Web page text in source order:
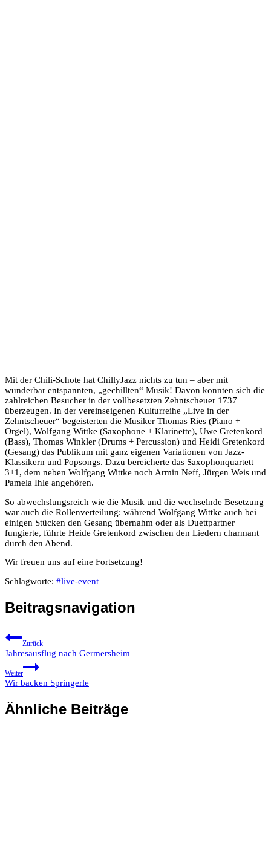
Mit der Chili-Schote hat ChillyJazz nichts zu tun – aber mit
wunderbar entspannten, „gechillten“ Musik! Davon konnten sich die
zahlreichen Besucher in der vollbesetzten Zehntscheuer 1737
überzeugen. In der vereinseigenen Kulturreihe „Live in der
Zehntscheuer“ begeisterten die Musiker Thomas Ries (Piano +
Orgel), Wolfgang Wittke (Saxophone + Klarinette), Uwe Gretenkord
(Bass), Thomas Winkler (Drums + Percussion) und Heidi Gretenkord
(Gesang) das Publikum mit ganz eigenen Variationen von Jazz-
Klassikern und Popsongs. Dazu bereicherte das Saxophonquartett
3+1, dem neben Wolfgang Wittke noch Armin Neff, Jürgen Weis und
Pamela Ihle angehören.
So abwechslungsreich wie die Musik und die wechselnde Besetzung
war auch die Rollenverteilung: während Wolfgang Wittke auch bei
einigen Stücken den Gesang übernahm oder als Duettpartner
fungierte, führte Heide Gretenkord zwischen den Liedern charmant
durch den Abend.
Wir freuen uns auf eine Fortsetzung!
Schlagworte: #live-event
Beitragsnavigation
Zurück
Jahresausflug nach Germersheim
Weiter
Wir backen Springerle
Ähnliche Beiträge